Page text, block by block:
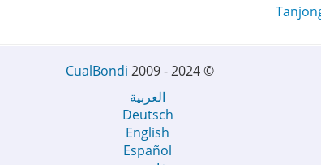
©
CualBondi 2009 - 2024
العربية
Deutsch
English
Español